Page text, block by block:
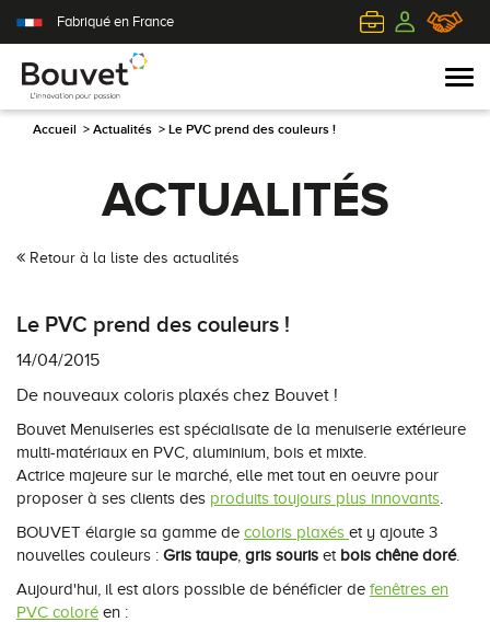
Fabriqué en France
Accueil > Actualités > Le PVC prend des couleurs !
ACTUALITÉS
Retour à la liste des actualités
Le PVC prend des couleurs !
14/04/2015
De nouveaux coloris plaxés chez Bouvet !
Bouvet Menuiseries est spécialisate de la menuiserie extérieure
multi-matériaux en PVC, aluminium, bois et mixte.
Actrice majeure sur le marché, elle met tout en oeuvre pour
proposer à ses clients des produits toujours plus innovants
BOUVET élargie sa gamme de coloris plaxés et y ajoute 3
nouvelles couleurs : Gris taupe, gris souris et bois chêne doré.
Aujourd'hui, il est alors possible de bénéficier de fenêtres en
PVC coloré en :
Mixte
Bois
Toutes nos fenêtres
Conseils pour choisir
Volets roulants
Volets battants
Tous nos volets
Demander un devis
Tous nos accessoires volets roulants
Alu
PVC
Contemporaine
Classique
Qui sommes-nous ?
L'innovation pour passion
L'efficience industrielle